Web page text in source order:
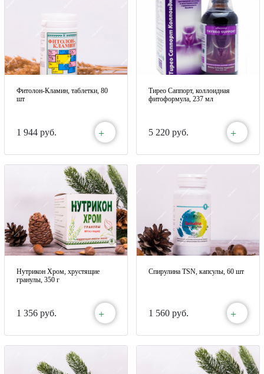
Фитолон-Кламин, таблетки, 80
шт
1 944 руб. +
Тирео Саппорт, коллоидная
фитоформула, 237 мл
5 220 руб. +
Нутрикон Хром, хрустящие
гранулы, 350 г
1 356 руб. +
Спирулина TSN, капсулы, 60 шт
1 560 руб. +